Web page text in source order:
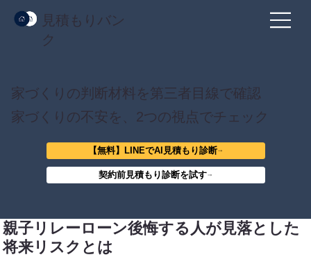
見積もりバン
ク
家づくりの判断材料を第三者目線で確認
家づくりの不安を、2つの視点でチェック
【無料】LINEでAI見積もり診断
契約前見積もり診断を試す
親子リレーローン後悔する人が見落とした
将来リスクとは